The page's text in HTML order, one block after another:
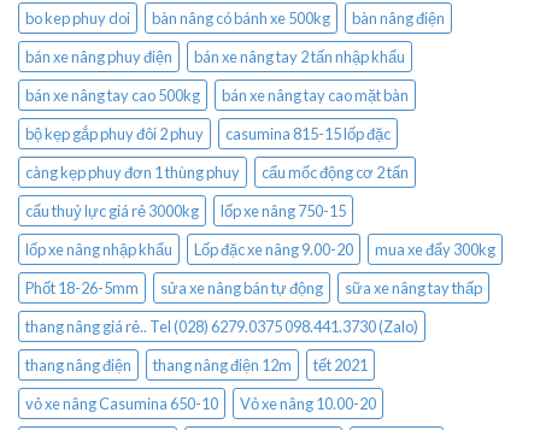
bo kep phuy doi
bàn nâng có bánh xe 500kg
bàn nâng điện
bán xe nâng phuy điện
bán xe nâng tay 2 tấn nhập khẩu
bán xe nâng tay cao 500kg
bán xe nâng tay cao mặt bàn
bộ kẹp gắp phuy đôi 2 phuy
casumina 815-15 lốp đặc
càng kẹp phuy đơn 1 thùng phuy
cẩu mốc động cơ 2 tấn
cẩu thuỷ lực giá rẻ 3000kg
lốp xe nâng 750-15
lốp xe nâng nhập khẩu
Lốp đặc xe nâng 9.00-20
mua xe đẩy 300kg
Phốt 18-26-5mm
sửa xe nâng bán tự động
sữa xe nâng tay thấp
thang nâng giá rẻ.. Tel (028) 6279.0375 098.441.3730 (Zalo)
thang nâng điện
thang nâng điện 12m
tết 2021
vỏ xe nâng Casumina 650-10
Vỏ xe nâng 10.00-20